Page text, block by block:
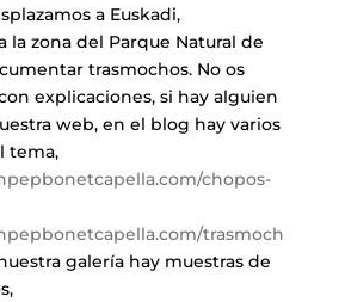
a Euskadi,
la zona del Parque Natural de
trasmochos. No os
explicaciones, si hay alguien
web, en el blog hay varios
tema,
chopos-
trasmoch
galería hay muestras de